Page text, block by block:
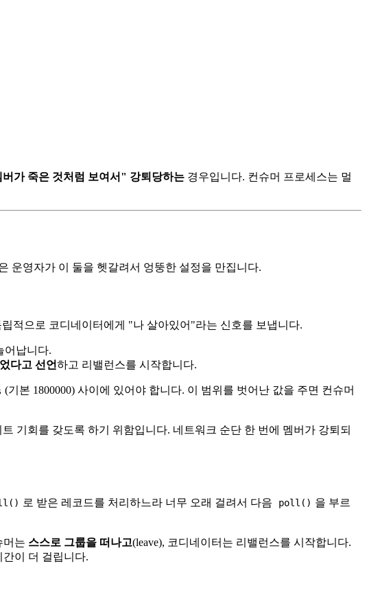
가 죽은 것처럼 보여서" 강퇴당하는 경우입니다. 컨슈머 프로세스는 멀
운영자가 이 둘을 헷갈려서 엉뚱한 설정을 만집니다.
적으로 코디네이터에게 "나 살아있어"라는 신호를 보냅니다.
어납니다.
다고 선언하고 리밸런스를 시작합니다.
(기본 1800000) 사이에 있어야 합니다. 이 범위를 벗어난 값을 주면 컨슈머
기회를 갖도록 하기 위함입니다. 네트워크 순단 한 번에 멤버가 강퇴되
로 받은 레코드를 처리하느라 너무 오래 걸려서 다음 poll() 을 부르
머는 스스로 그룹을 떠나고(leave), 코디네이터는 리밸런스를 시작합니다.
이 더 걸립니다.